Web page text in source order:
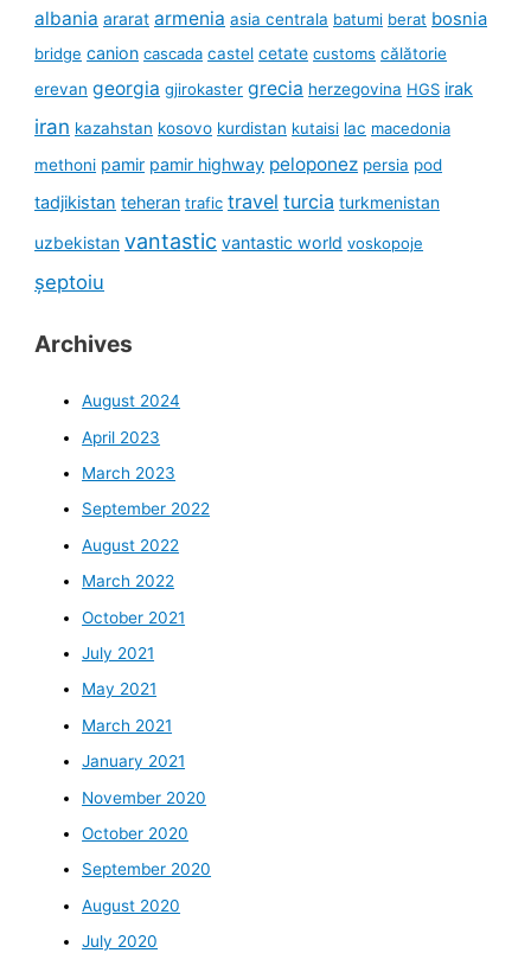
albania ararat armenia asia centrala batumi berat bosnia
bridge canion cascada castel cetate customs călătorie
erevan georgia gjirokaster grecia herzegovina HGS irak
iran kazahstan kosovo kurdistan kutaisi lac macedonia
methoni pamir pamir highway peloponez persia pod
tadjikistan teheran trafic travel turcia turkmenistan
uzbekistan vantastic vantastic world voskopoje
șeptoiu
Archives
August 2024
April 2023
March 2023
September 2022
August 2022
March 2022
October 2021
July 2021
May 2021
March 2021
January 2021
November 2020
October 2020
September 2020
August 2020
July 2020